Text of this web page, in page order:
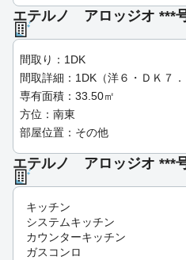
エテルノ アロッジオ ***
間取り：1DK
間取詳細：1DK（洋６・ＤＫ７．
専有面積：33.50㎡
方位：南東
部屋位置：その他
エテルノ アロッジオ ***
キッチン
システムキッチン
カウンターキッチン
ガスコンロ